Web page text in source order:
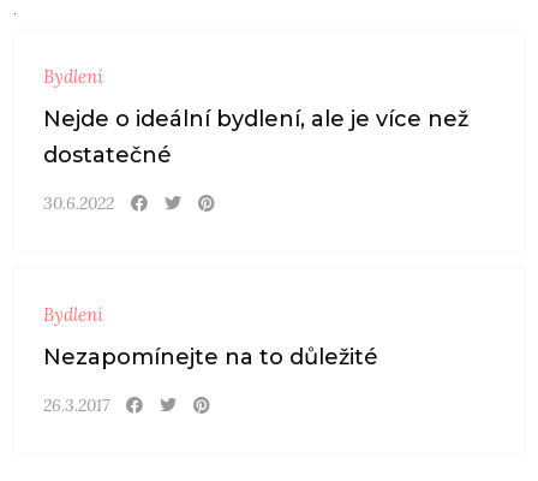
Bydlení
Nejde o ideální bydlení, ale je více než
dostatečné
30.6.2022
Bydlení
Nezapomínejte na to důležité
26.3.2017